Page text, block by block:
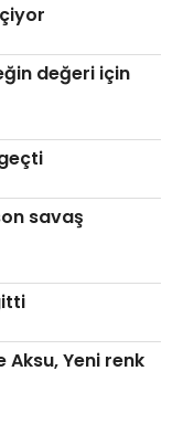
değeri için
savaş
Aksu, Yeni renk